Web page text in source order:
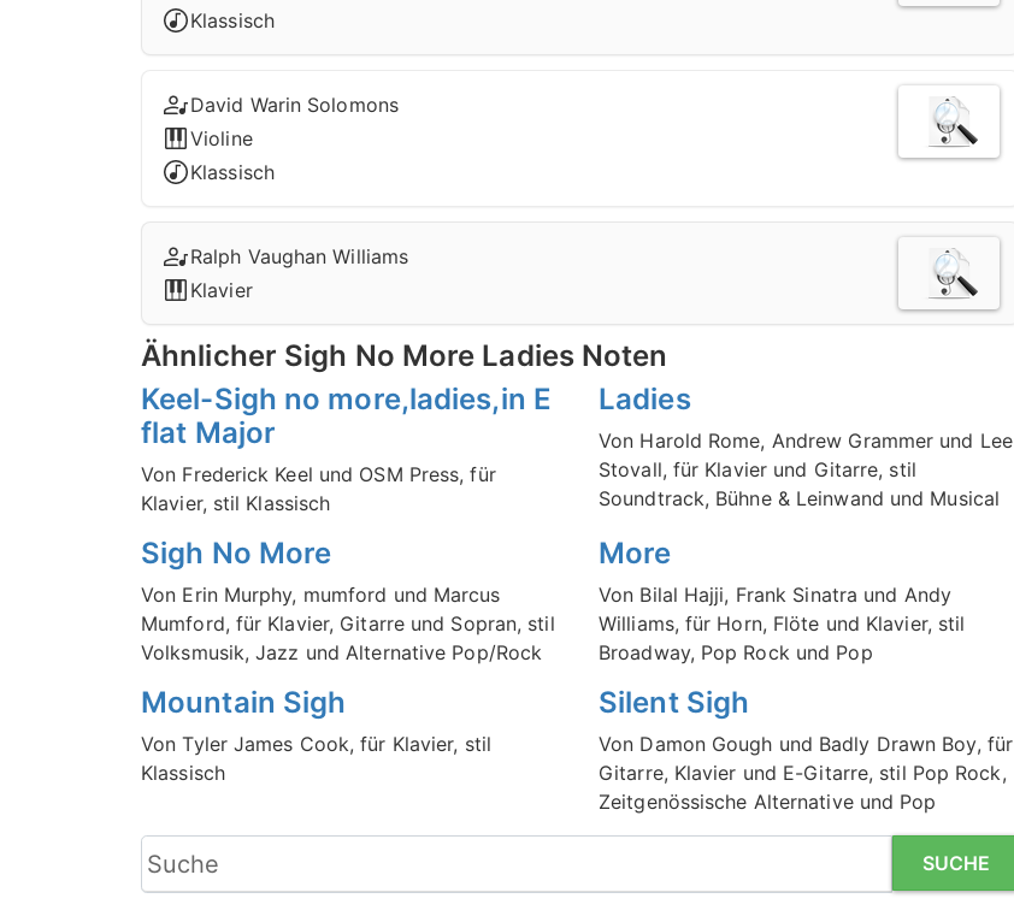
Klassisch
David Warin Solomons
Violine
Klassisch
Ralph Vaughan Williams
Klavier
Ähnlicher Sigh No More Ladies Noten
Keel-Sigh no more,ladies,in E
flat Major
Von Frederick Keel und OSM Press, für
Klavier, stil Klassisch
Ladies
Von Harold Rome, Andrew Grammer und Lee
Stovall, für Klavier und Gitarre, stil
Soundtrack, Bühne & Leinwand und Musical
Sigh No More
Von Erin Murphy, mumford und Marcus
Mumford, für Klavier, Gitarre und Sopran, stil
Volksmusik, Jazz und Alternative Pop/Rock
More
Von Bilal Hajji, Frank Sinatra und Andy
Williams, für Horn, Flöte und Klavier, stil
Broadway, Pop Rock und Pop
Mountain Sigh
Von Tyler James Cook, für Klavier, stil
Klassisch
Silent Sigh
Von Damon Gough und Badly Drawn Boy, für
Gitarre, Klavier und E-Gitarre, stil Pop Rock,
Zeitgenössische Alternative und Pop
SUCHE